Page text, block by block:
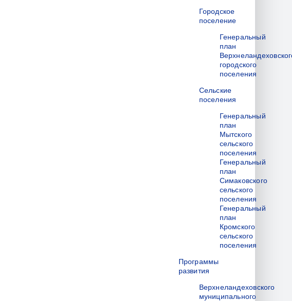
Городское
поселение
Генеральный
план
городского
поселения
Сельские
поселения
Генеральный
план
Мытского
сельского
поселения
Генеральный
план
Симаковского
сельского
поселения
Генеральный
план
Кромского
сельского
поселения
Программы
развития
Верхнеландеховского
муниципального